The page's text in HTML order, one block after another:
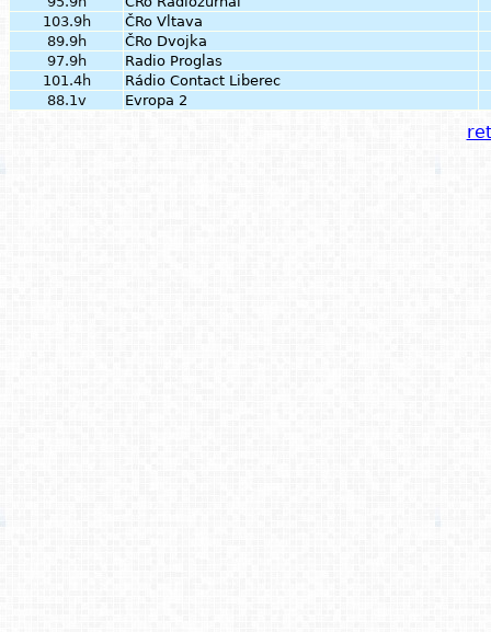
103.9h
ČRo Vltava
89.9h
ČRo Dvojka
97.9h
Radio Proglas
101.4h
Rádio Contact Liberec
88.1v
Evropa 2